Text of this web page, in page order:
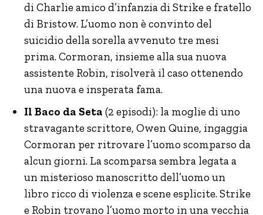
di Charlie amico d’infanzia di Strike e fratello
di Bristow. L’uomo non è convinto del
suicidio della sorella avvenuto tre mesi
prima. Cormoran, insieme alla sua nuova
assistente Robin, risolverà il caso ottenendo
una nuova e insperata fama.
Il Baco da Seta (2 episodi): la moglie di uno
stravagante scrittore, Owen Quine, ingaggia
Cormoran per ritrovare l’uomo scomparso da
alcun giorni. La scomparsa sembra legata a
un misterioso manoscritto dell’uomo un
libro ricco di violenza e scene esplicite. Strike
e Robin trovano l’uomo morto in una vecchia